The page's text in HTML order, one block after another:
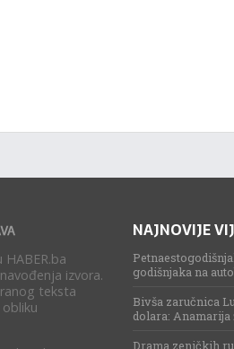
izvora.
teksta
NAJNOVIJE
godišnjaka na
Bivša zaručnica
dolara: Anamarija
Drama zeničkih